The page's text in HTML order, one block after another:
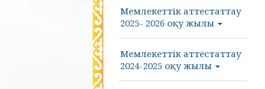
Мемлекеттік аттестаттау
2025- 2026 оқу жылы
Мемлекеттік аттестаттау
2024-2025 оқу жылы